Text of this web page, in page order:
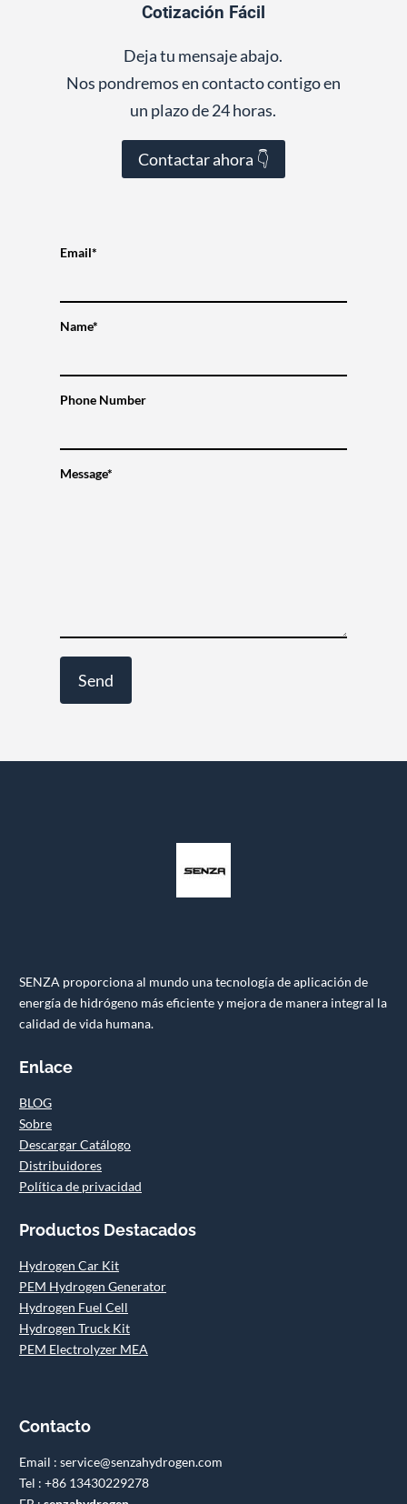
Cotización Fácil
Deja tu mensaje abajo.
Nos pondremos en contacto contigo en
un plazo de 24 horas.
Contactar ahora 👇
Email*
Name*
Phone Number
Message*
SENZA proporciona al mundo una tecnología de aplicación de
energía de hidrógeno más eficiente y mejora de manera integral la
calidad de vida humana.
Enlace
BLOG
Sobre
Descargar Catálogo
Distribuidores
Política de privacidad
Productos Destacados
Hydrogen Car Kit
PEM Hydrogen Generator
Hydrogen Fuel Cell
Hydrogen Truck Kit
PEM Electrolyzer MEA
Contacto
Email : service@senzahydrogen.com
Tel : +86 13430229278